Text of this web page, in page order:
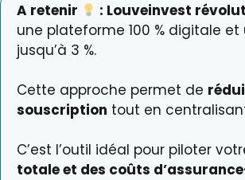
A retenir : Louveinvest
une plateforme 100 % digitale
jusqu’à 3 %.
Cette approche permet de
souscription tout en
C’est l’outil idéal pour piloter
totale et des coûts